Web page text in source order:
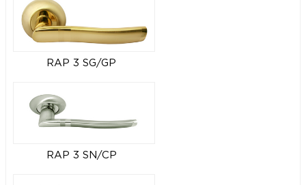
RAP 3 SG/GP
RAP 3 SN/CP